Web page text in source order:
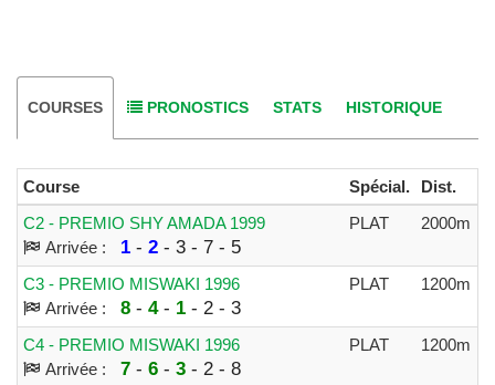
COURSES PRONOSTICS STATS HISTORIQUE
Course Spécial. Dist.
C2 - PREMIO SHY AMADA 1999
Arrivée :
1 - 2- 3 - 7 - 5
PLAT 2000m
C3 - PREMIO MISWAKI 1996
Arrivée :
8- 4- 1 - 2 - 3
PLAT 1200m
C4 - PREMIO MISWAKI 1996
Arrivée :
7- 6- 3- 2 - 8
PLAT 1200m